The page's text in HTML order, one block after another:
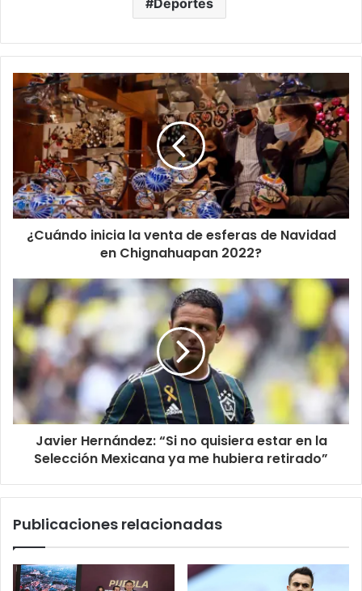
¿Cuándo inicia la venta de esferas de Navidad
en Chignahuapan 2022?
Javier Hernández: “Si no quisiera estar en la
Selección Mexicana ya me hubiera retirado”
Publicaciones relacionadas